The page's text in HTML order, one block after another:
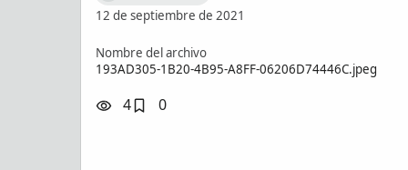
12 de septiembre de 2021
Nombre del archivo
193AD305-1B20-4B95-A8FF-06206D74446C.jpeg
4 0